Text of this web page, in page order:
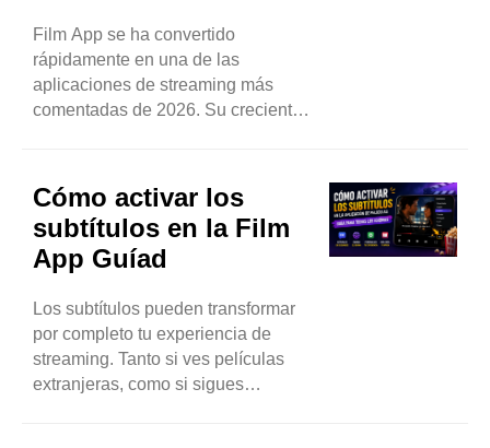
Film App se ha convertido
rápidamente en una de las
aplicaciones de streaming más
comentadas de 2026. Su creciente
series, sino también a que se centra
en la experiencia del usuario, el
rendimiento y la flexibilidad.
Desde...
Cómo activar los
subtítulos en la Film
App Guíad
Los subtítulos pueden transformar
por completo tu experiencia de
streaming. Tanto si ves películas
extranjeras, como si sigues